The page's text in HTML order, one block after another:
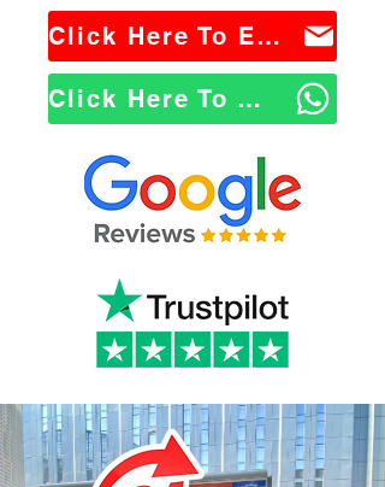
Click Here To Email Us
Click Here To WhatsApp Us